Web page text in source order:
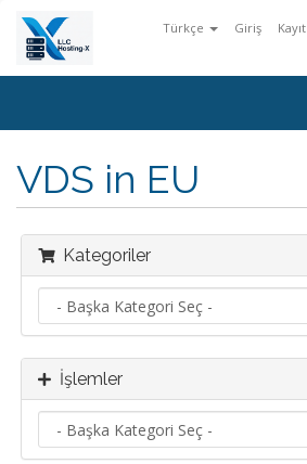
Türkçe Giriş Kayıt
VDS in EU
Kategoriler
İşlemler